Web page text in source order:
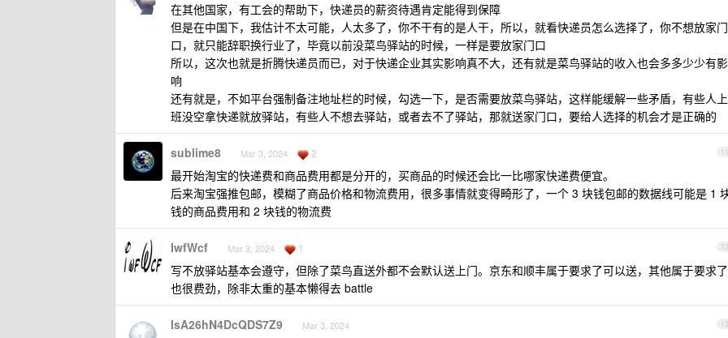
在其他国家，有工会的帮助下，快递员的薪资待遇肯定能得到保障
但是在中国下，我估计不太可能，人太多了，你不干有的是人干，所以，就看快递员怎么选择了，你不想放家门
口，就只能辞职换行业了，毕竟以前没菜鸟驿站的时候，一样是要放家门口
所以，这次也就是折腾快递员而已，对于快递企业其实影响真不大，还有就是菜鸟驿站的收入也会多多少少有影
响
还有就是，不如平台强制备注地址栏的时候，勾选一下，是否需要放菜鸟驿站，这样能缓解一些矛盾，有些人上
班没空拿快递就放驿站，有些人不想去驿站，或者去不了驿站，那就送家门口，要给人选择的机会才是正确的
11
sublime8 Mar 3, 2024 2
最开始淘宝的快递费和商品费用都是分开的，买商品的时候还会比一比哪家快递费便宜。
后来淘宝强推包邮，模糊了商品价格和物流费用，很多事情就变得畸形了，一个 3 块钱包邮的数据线可能是 1
钱的商品费用和 2 块钱的物流费
12
IwfWcf Mar 3, 2024 1
写不放驿站基本会遵守，但除了菜鸟直送外都不会默认送上门。京东和顺丰属于要求了可以送，其他属于要求了
也很费劲，除非太重的基本懒得去 battle
13
IsA26hN4DcQDS7Z9 Mar 3, 2024